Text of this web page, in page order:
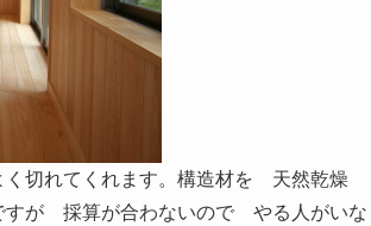
れてくれます。構造材を 天然乾燥
すが 採算が合わないので やる人がいな